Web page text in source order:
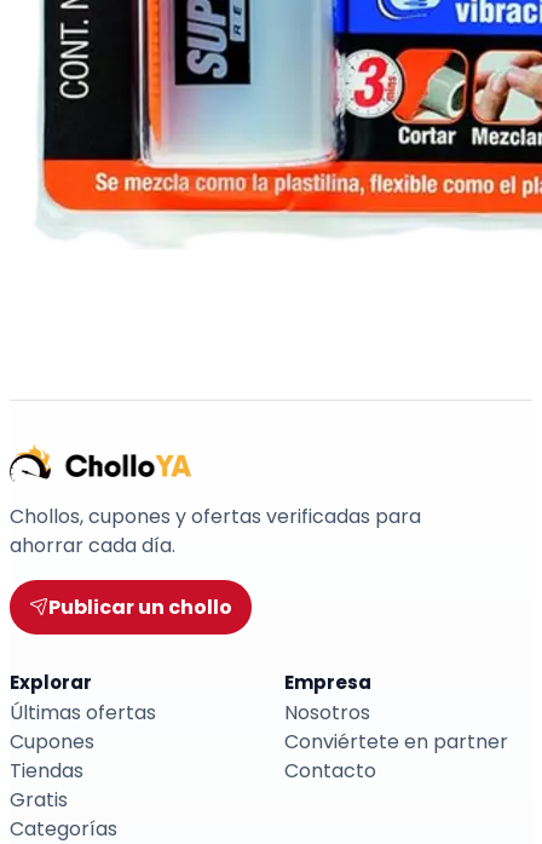
Chollos, cupones y ofertas verificadas para
ahorrar cada día.
Publicar un chollo
Explorar
Últimas ofertas
Cupones
Tiendas
Gratis
Categorías
Empresa
Nosotros
Conviértete en partner
Contacto